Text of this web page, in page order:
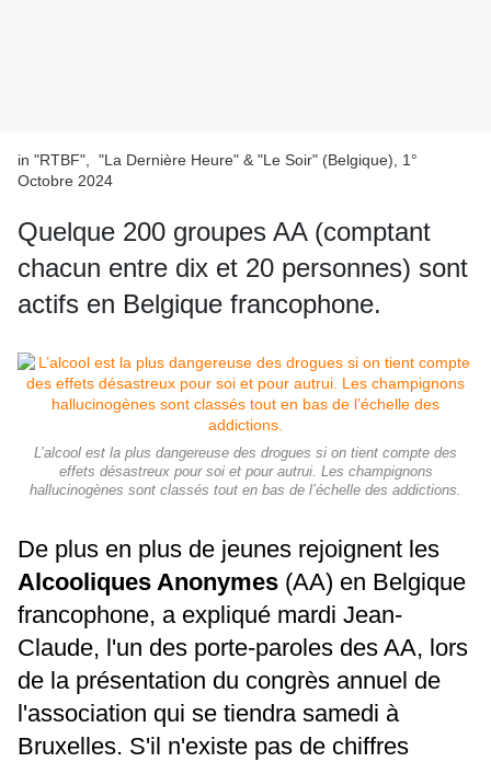
in "RTBF", "La Dernière Heure" & "Le Soir" (Belgique), 1°
Octobre 2024
Quelque 200 groupes AA (comptant
chacun entre dix et 20 personnes) sont
actifs en Belgique francophone.
L’alcool est la plus dangereuse des drogues si on tient compte des
effets désastreux pour soi et pour autrui. Les champignons
hallucinogènes sont classés tout en bas de l’échelle des addictions.
De plus en plus de jeunes rejoignent les
Alcooliques Anonymes (AA) en Belgique
francophone, a expliqué mardi Jean-
Claude, l'un des porte-paroles des AA, lors
de la présentation du congrès annuel de
l'association qui se tiendra samedi à
Bruxelles. S'il n'existe pas de chiffres